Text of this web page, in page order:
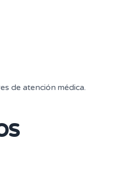
de atención médica.